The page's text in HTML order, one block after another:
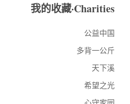
我的收藏·Charities
公益中国
多背一公斤
天下溪
希望之光